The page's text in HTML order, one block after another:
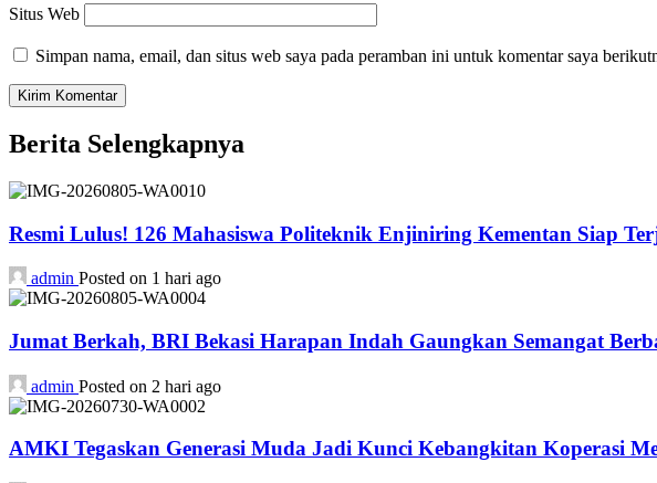
Situs Web
Simpan nama, email, dan situs web saya pada peramban ini untuk komentar saya
Berita Selengkapnya
Resmi Lulus! 126 Mahasiswa Politeknik Enjiniring Kementan Siap
admin Posted on 1 hari ago
Jumat Berkah, BRI Bekasi Harapan Indah Gaungkan Semangat
admin Posted on 2 hari ago
AMKI Tegaskan Generasi Muda Jadi Kunci Kebangkitan Koperasi